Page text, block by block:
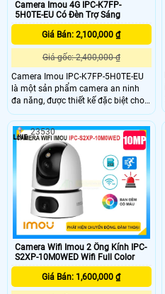
Camera Imou 4G IPC-K7FP-
5H0TE-EU Có Đèn Trợ Sáng
Giá Bán: 2,100,000 ₫
Giá gốc: 2,400,000 ₫
Camera Imou IPC-K7FP-5H0TE-EU
là một sản phẩm camera an ninh
đa năng, được thiết kế đặc biệt cho
các ứng dụng cần giám sát từ xa
trong điều kiện không có kết nối
mạng dây Imou IPC-K7FP-5H0TE-
EU hỗ trợ công nghệ hồng ngoại với
khả năng nhìn đêm lên đến 30 mét.
Camera Wifi Imou 2 Ống Kính IPC-
S2XP-10M0WED Wifi Full Color
Giá Bán: 1,600,000 ₫
23530